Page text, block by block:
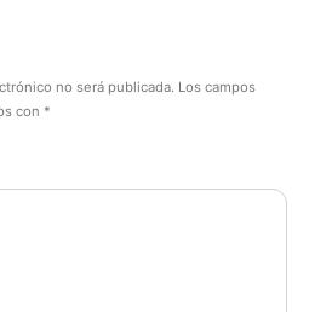
no será publicada. Los campos
con *